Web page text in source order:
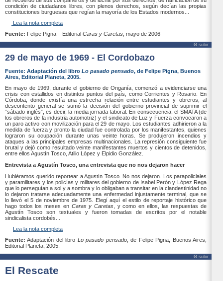
condición de ciudadanos libres, con plenos derechos, según decían las propias
constituciones burguesas que regían la mayoría de los Estados modernos...
Lea la nota completa
Fuente: Felipe Pigna – Editorial Caras y Caretas , mayo de 2006
Θ subir
29 de mayo de 1969 - El Cordobazo
Fuente: Adaptación del libro Lo pasado pensado, de Felipe Pigna, Buenos
Aires, Editorial Planeta, 2005.
En mayo de 1969, durante el gobierno de Onganía, comenzó a evidenciarse una
crisis con estallidos en distintos puntos del país, como Corrientes y Rosario. En
Córdoba, donde existía una estrecha relación entre estudiantes y obreros, al
descontento general se sumó la decisión del gobierno provincial de suprimir el
“sábado inglés”, es decir, la media jornada laboral. En consecuencia, el SMATA (de
los obreros de la industria automotriz) y el sindicato de Luz y Fuerza convocaron a
un paro activo con movilización para el 29 de mayo. Los estudiantes adhirieron a la
medida de fuerza y pronto la ciudad fue controlada por los manifestantes, quienes
lograron su ocupación durante unas veinte horas. Se produjeron incendios y
ataques a las principales empresas multinacionales. La represión consiguiente fue
brutal y dejó como resultado veinte manifestantes muertos y cientos de detenidos,
entre ellos Agustín Tosco, Atilio López y Elpidio González.
Entrevista a Agustín Tosco, una entrevista que no nos dejaron hacer
Hubiéramos querido reportear a Agustín Tosco. No nos dejaron. Los parapoliciales
y paramilitares y los policías y militares del gobierno de Isabel Perón y López Rega
que lo perseguían a sol y a sombra y lo obligaban a transitar en la clandestinidad no
lo dejaron tratarse adecuadamente una enfermedad injustamente terminal, que se
lo llevó el 5 de noviembre de 1975. Elegí aquí el estilo de reportaje histórico que
hago todos los meses en Caras y Caretas , y como en ellos, las respuestas de
Agustín Tosco son textuales y fueron tomadas de escritos por el notable
sindicalista cordobés...
Lea la nota completa
Fuente: Adaptación del libro Lo pasado pensado, de Felipe Pigna, Buenos Aires,
Editorial Planeta, 2005.
Θ subir
El Rescate